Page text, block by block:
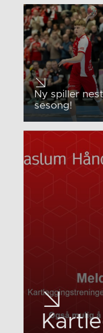
Ny spiller
sesong!